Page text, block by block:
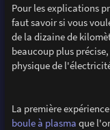
Pour les explications
faut savoir si vous
de la dizaine de
beaucoup plus
physique de
La première
boule à plasma que